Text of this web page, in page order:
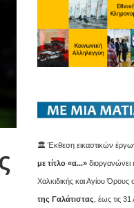
🏛️ Έκθεση εικαστικών
με τίτλο «α...»διοργανώνει
Χαλκιδικής και Αγίου Όρους
της Γαλάτιστας , έως τις